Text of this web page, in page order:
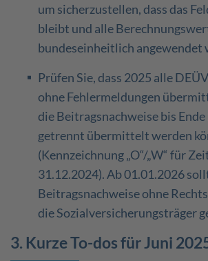
um sicherzustellen, dass das
bleibt und alle
bundeseinheitlich angewendet
Prüfen Sie, dass 2025 alle
ohne Fehlermeldungen
die Beitragsnachweise bis
getrennt übermittelt werden
(Kennzeichnung „O“/„W“ für
31.12.2024). Ab 01.01.2026
Beitragsnachweise ohne
die Sozialversicherungsträger
3. Kurze To-dos für Juni